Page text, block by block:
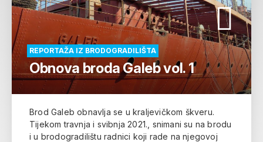
REPORTAŽA IZ BRODOGRADILIŠTA
Obnova broda Galeb vol. 1
Brod Galeb obnavlja se u kraljevičkom škveru.
Tijekom travnja i svibnja 2021., snimani su na brodu
i u brodogradilištu radnici koji rade na njegovoj